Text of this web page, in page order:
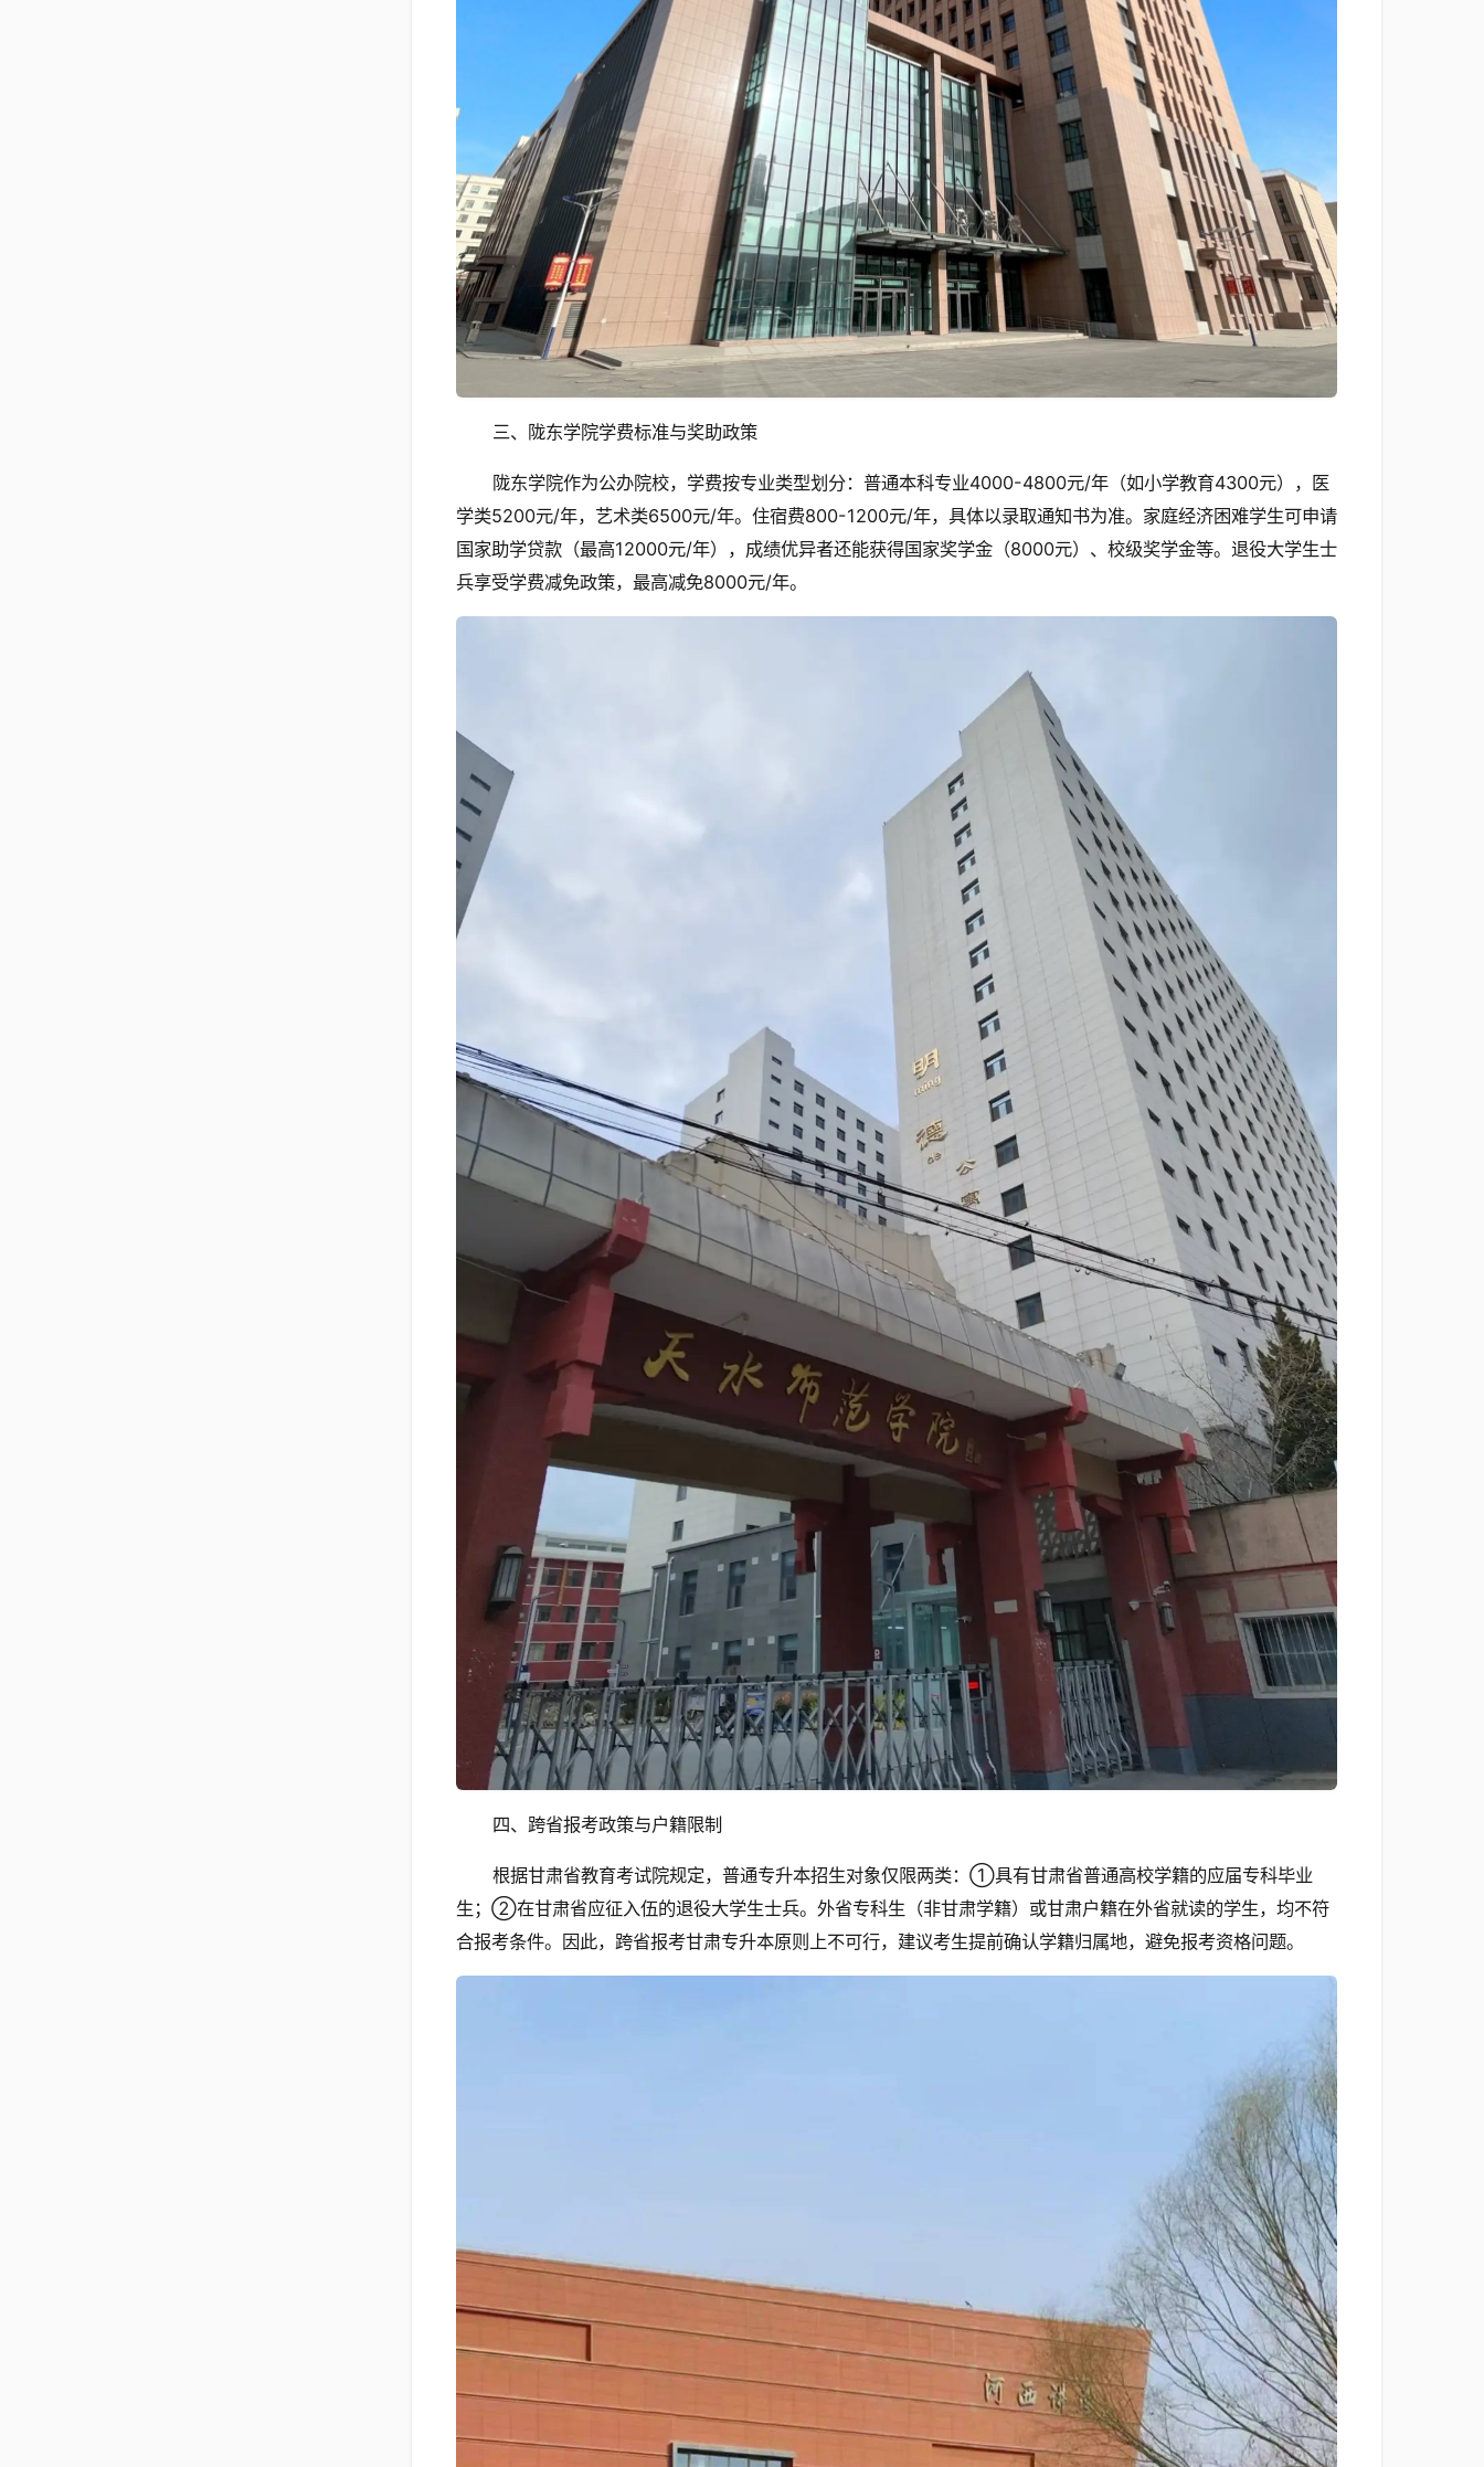
三、陇东学院学费标准与奖助政策
陇东学院作为公办院校，学费按专业类型划分：普通本科专业4000-4800元/年（如小学教育4300元），医
学类5200元/年，艺术类6500元/年。住宿费800-1200元/年，具体以录取通知书为准。家庭经济困难学生可申请
国家助学贷款（最高12000元/年），成绩优异者还能获得国家奖学金（8000元）、校级奖学金等。退役大学生士
兵享受学费减免政策，最高减免8000元/年。
四、跨省报考政策与户籍限制
根据甘肃省教育考试院规定，普通专升本招生对象仅限两类：①具有甘肃省普通高校学籍的应届专科毕业
生；②在甘肃省应征入伍的退役大学生士兵。外省专科生（非甘肃学籍）或甘肃户籍在外省就读的学生，均不符
合报考条件。因此，跨省报考甘肃专升本原则上不可行，建议考生提前确认学籍归属地，避免报考资格问题。